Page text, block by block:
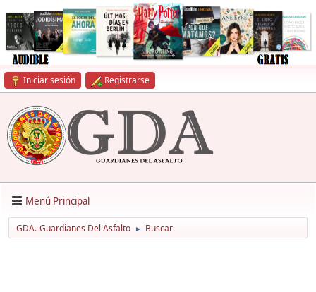
Iniciar sesión Registrarse
Menú Principal
GDA.-Guardianes Del Asfalto ► Buscar